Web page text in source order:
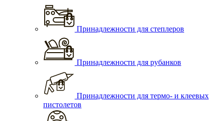
Принадлежности для степлеров
Принадлежности для рубанков
Принадлежности для термо- и клеевых
пистолетов